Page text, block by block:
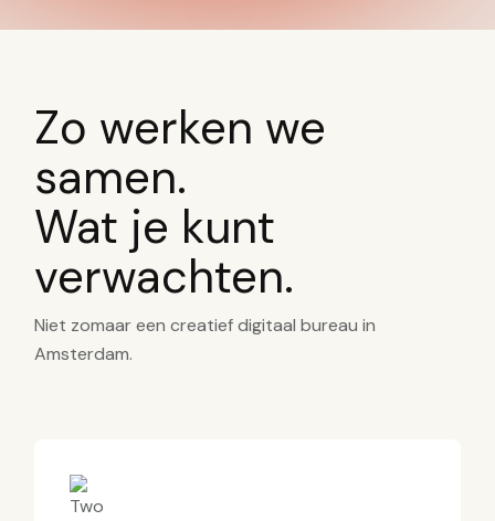
Zo werken we
samen.
Wat je kunt
verwachten.
Niet zomaar een creatief digitaal bureau in
Amsterdam.